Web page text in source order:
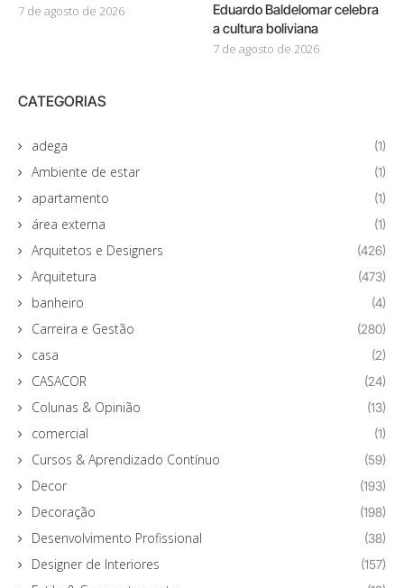
7 de agosto de 2026
Eduardo Baldelomar celebra
a cultura boliviana
7 de agosto de 2026
CATEGORIAS
adega (1)
Ambiente de estar (1)
apartamento (1)
área externa (1)
Arquitetos e Designers (426)
Arquitetura (473)
banheiro (4)
Carreira e Gestão (280)
casa (2)
CASACOR (24)
Colunas & Opinião (13)
comercial (1)
Cursos & Aprendizado Contínuo (59)
Decor (193)
Decoração (198)
Desenvolvimento Profissional (38)
Designer de Interiores (157)